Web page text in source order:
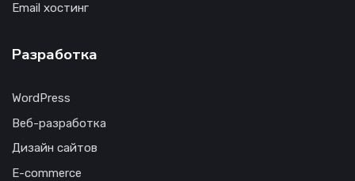
Email хостинг
Разработка
WordPress
Веб-разработка
Дизайн сайтов
E-commerce